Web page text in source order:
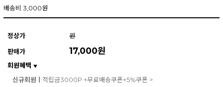
배송비 3,000원
정상가
원
판매가
17,000원
회원혜택 ▼
신규회원ㅣ 적립금3000P +무료배송쿠폰+5%쿠폰 >